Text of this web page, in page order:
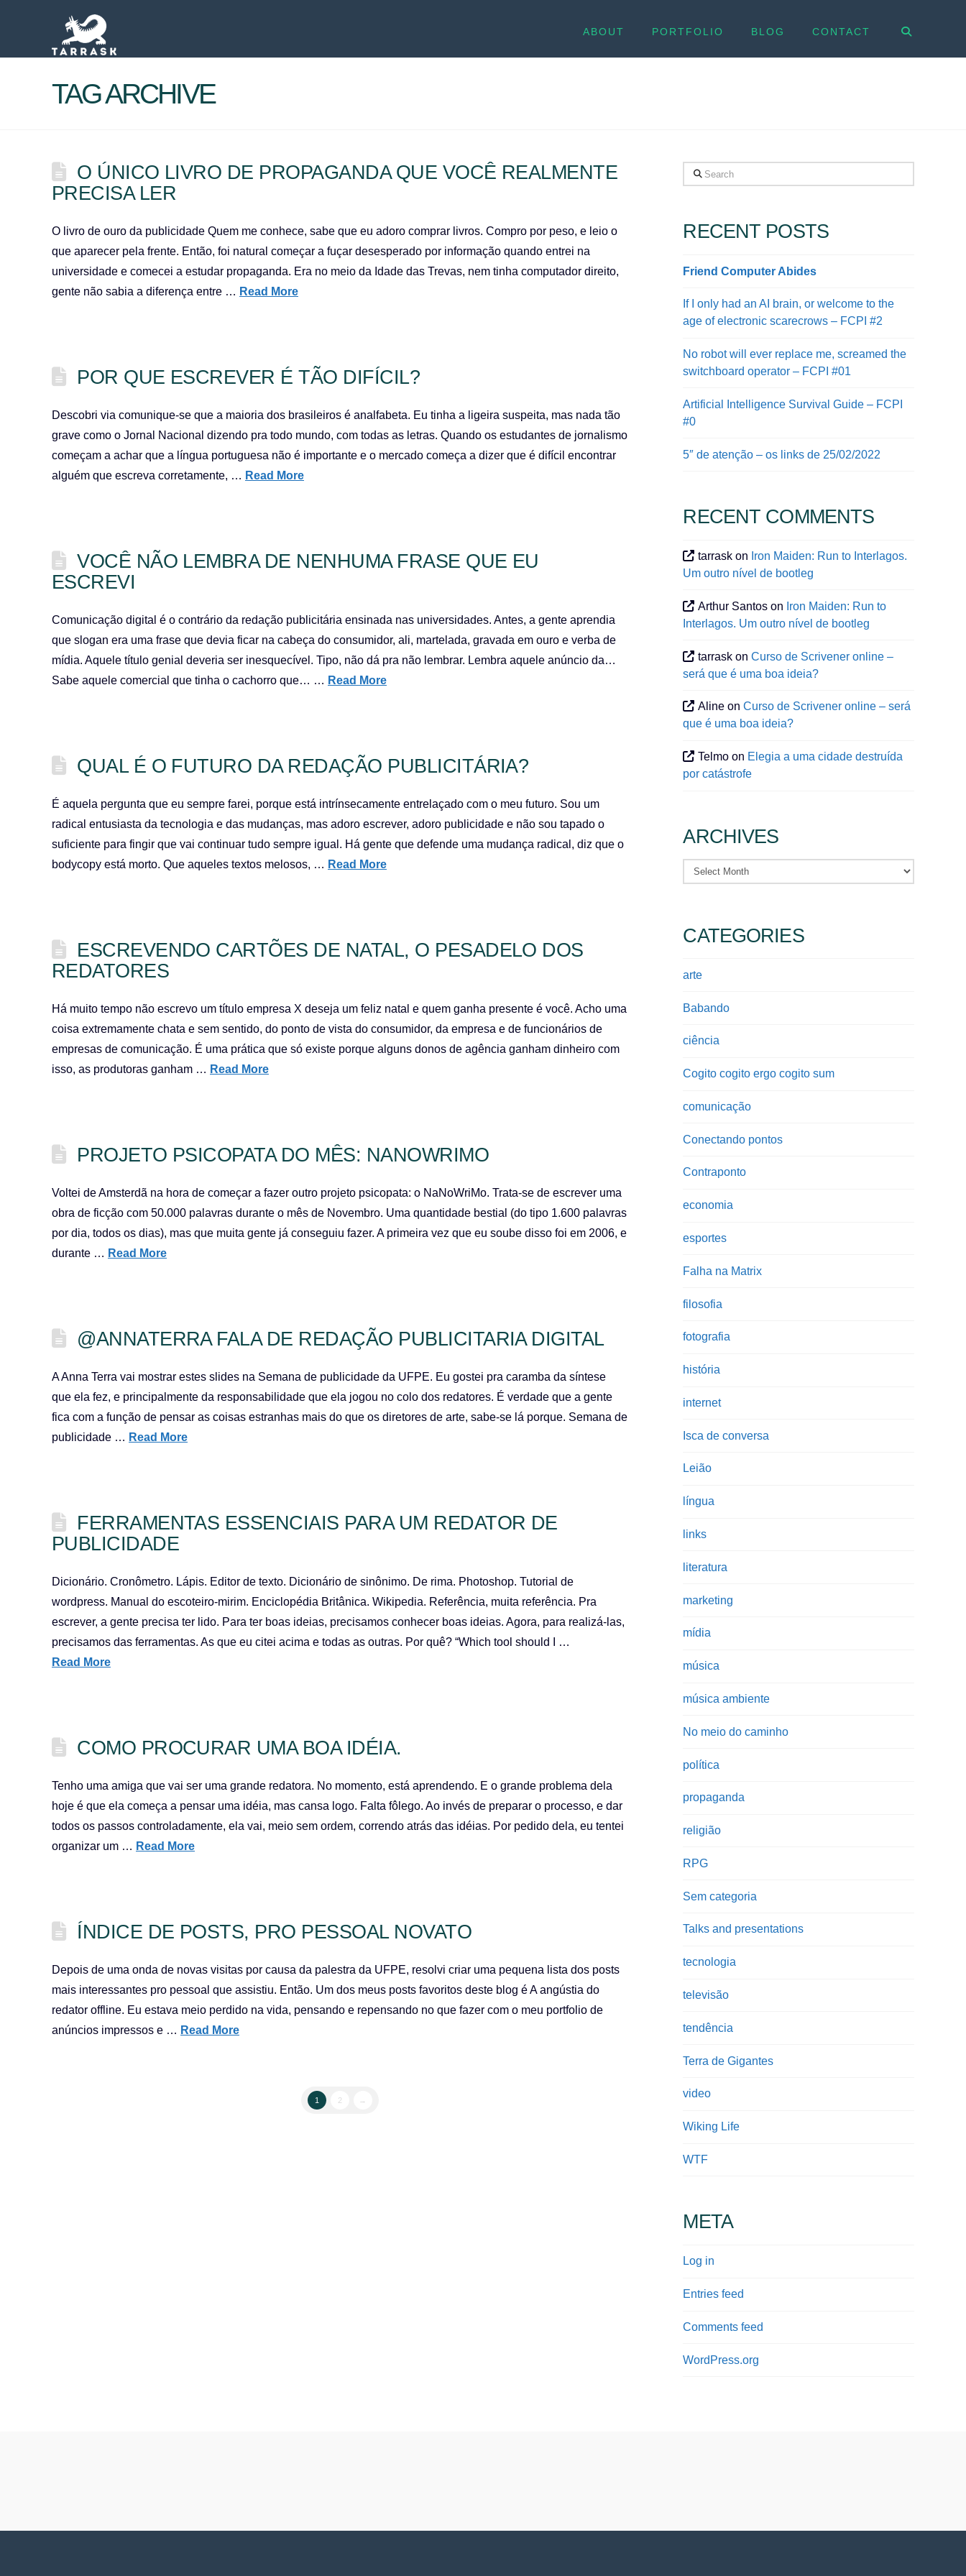
ABOUT PORTFOLIO BLOG CONTACT
TAG ARCHIVE
O ÚNICO LIVRO DE PROPAGANDA QUE VOCÊ REALMENTE
PRECISA LER
O livro de ouro da publicidade Quem me conhece, sabe que eu adoro comprar livros. Compro por peso, e leio o
que aparecer pela frente. Então, foi natural começar a fuçar desesperado por informação quando entrei na
universidade e comecei a estudar propaganda. Era no meio da Idade das Trevas, nem tinha computador direito,
gente não sabia a diferença entre … Read More
POR QUE ESCREVER É TÃO DIFÍCIL?
Descobri via comunique-se que a maioria dos brasileiros é analfabeta. Eu tinha a ligeira suspeita, mas nada tão
grave como o Jornal Nacional dizendo pra todo mundo, com todas as letras. Quando os estudantes de jornalismo
começam a achar que a língua portuguesa não é importante e o mercado começa a dizer que é difícil encontrar
alguém que escreva corretamente, … Read More
VOCÊ NÃO LEMBRA DE NENHUMA FRASE QUE EU
ESCREVI
Comunicação digital é o contrário da redação publicitária ensinada nas universidades. Antes, a gente aprendia
que slogan era uma frase que devia ficar na cabeça do consumidor, ali, martelada, gravada em ouro e verba de
mídia. Aquele título genial deveria ser inesquecível. Tipo, não dá pra não lembrar. Lembra aquele anúncio da…
Sabe aquele comercial que tinha o cachorro que… … Read More
QUAL É O FUTURO DA REDAÇÃO PUBLICITÁRIA?
É aquela pergunta que eu sempre farei, porque está intrínsecamente entrelaçado com o meu futuro. Sou um
radical entusiasta da tecnologia e das mudanças, mas adoro escrever, adoro publicidade e não sou tapado o
suficiente para fingir que vai continuar tudo sempre igual. Há gente que defende uma mudança radical, diz que o
bodycopy está morto. Que aqueles textos melosos, … Read More
ESCREVENDO CARTÕES DE NATAL, O PESADELO DOS
REDATORES
Há muito tempo não escrevo um título empresa X deseja um feliz natal e quem ganha presente é você. Acho uma
coisa extremamente chata e sem sentido, do ponto de vista do consumidor, da empresa e de funcionários de
empresas de comunicação. É uma prática que só existe porque alguns donos de agência ganham dinheiro com
isso, as produtoras ganham … Read More
PROJETO PSICOPATA DO MÊS: NANOWRIMO
Voltei de Amsterdã na hora de começar a fazer outro projeto psicopata: o NaNoWriMo. Trata-se de escrever uma
obra de ficção com 50.000 palavras durante o mês de Novembro. Uma quantidade bestial (do tipo 1.600 palavras
por dia, todos os dias), mas que muita gente já conseguiu fazer. A primeira vez que eu soube disso foi em 2006, e
durante … Read More
@ANNATERRA FALA DE REDAÇÃO PUBLICITARIA DIGITAL
A Anna Terra vai mostrar estes slides na Semana de publicidade da UFPE. Eu gostei pra caramba da síntese
que ela fez, e principalmente da responsabilidade que ela jogou no colo dos redatores. É verdade que a gente
fica com a função de pensar as coisas estranhas mais do que os diretores de arte, sabe-se lá porque. Semana de
publicidade … Read More
FERRAMENTAS ESSENCIAIS PARA UM REDATOR DE
PUBLICIDADE
Dicionário. Cronômetro. Lápis. Editor de texto. Dicionário de sinônimo. De rima. Photoshop. Tutorial de
wordpress. Manual do escoteiro-mirim. Enciclopédia Britânica. Wikipedia. Referência, muita referência. Pra
escrever, a gente precisa ter lido. Para ter boas ideias, precisamos conhecer boas ideias. Agora, para realizá-las,
precisamos das ferramentas. As que eu citei acima e todas as outras. Por quê? “Which tool should I …
Read More
COMO PROCURAR UMA BOA IDÉIA.
Tenho uma amiga que vai ser uma grande redatora. No momento, está aprendendo. E o grande problema dela
hoje é que ela começa a pensar uma idéia, mas cansa logo. Falta fôlego. Ao invés de preparar o processo, e dar
todos os passos controladamente, ela vai, meio sem ordem, correndo atrás das idéias. Por pedido dela, eu tentei
organizar um … Read More
ÍNDICE DE POSTS, PRO PESSOAL NOVATO
Depois de uma onda de novas visitas por causa da palestra da UFPE, resolvi criar uma pequena lista dos posts
mais interessantes pro pessoal que assistiu. Então. Um dos meus posts favoritos deste blog é A angústia do
redator offline. Eu estava meio perdido na vida, pensando e repensando no que fazer com o meu portfolio de
anúncios impressos e … Read More
1 2 →
Search
RECENT POSTS
Friend Computer Abides
If I only had an AI brain, or welcome to the
age of electronic scarecrows – FCPI #2
No robot will ever replace me, screamed the
switchboard operator – FCPI #01
Artificial Intelligence Survival Guide – FCPI
#0
5″ de atenção – os links de 25/02/2022
RECENT COMMENTS
tarrask on Iron Maiden: Run to Interlagos.
Um outro nível de bootleg
Arthur Santos on Iron Maiden: Run to
Interlagos. Um outro nível de bootleg
tarrask onCurso de Scrivener online –
será que é uma boa ideia?
Aline onCurso de Scrivener online – será
que é uma boa ideia?
Telmo on Elegia a uma cidade destruída
por catástrofe
ARCHIVES
Archives
CATEGORIES
arte
Babando
ciência
Cogito cogito ergo cogito sum
comunicação
Conectando pontos
Contraponto
economia
esportes
Falha na Matrix
filosofia
fotografia
história
internet
Isca de conversa
Leião
língua
links
literatura
marketing
mídia
música
música ambiente
No meio do caminho
política
propaganda
religião
RPG
Sem categoria
Talks and presentations
tecnologia
televisão
tendência
Terra de Gigantes
video
Wiking Life
WTF
META
Log in
Entries feed
Comments feed
WordPress.org